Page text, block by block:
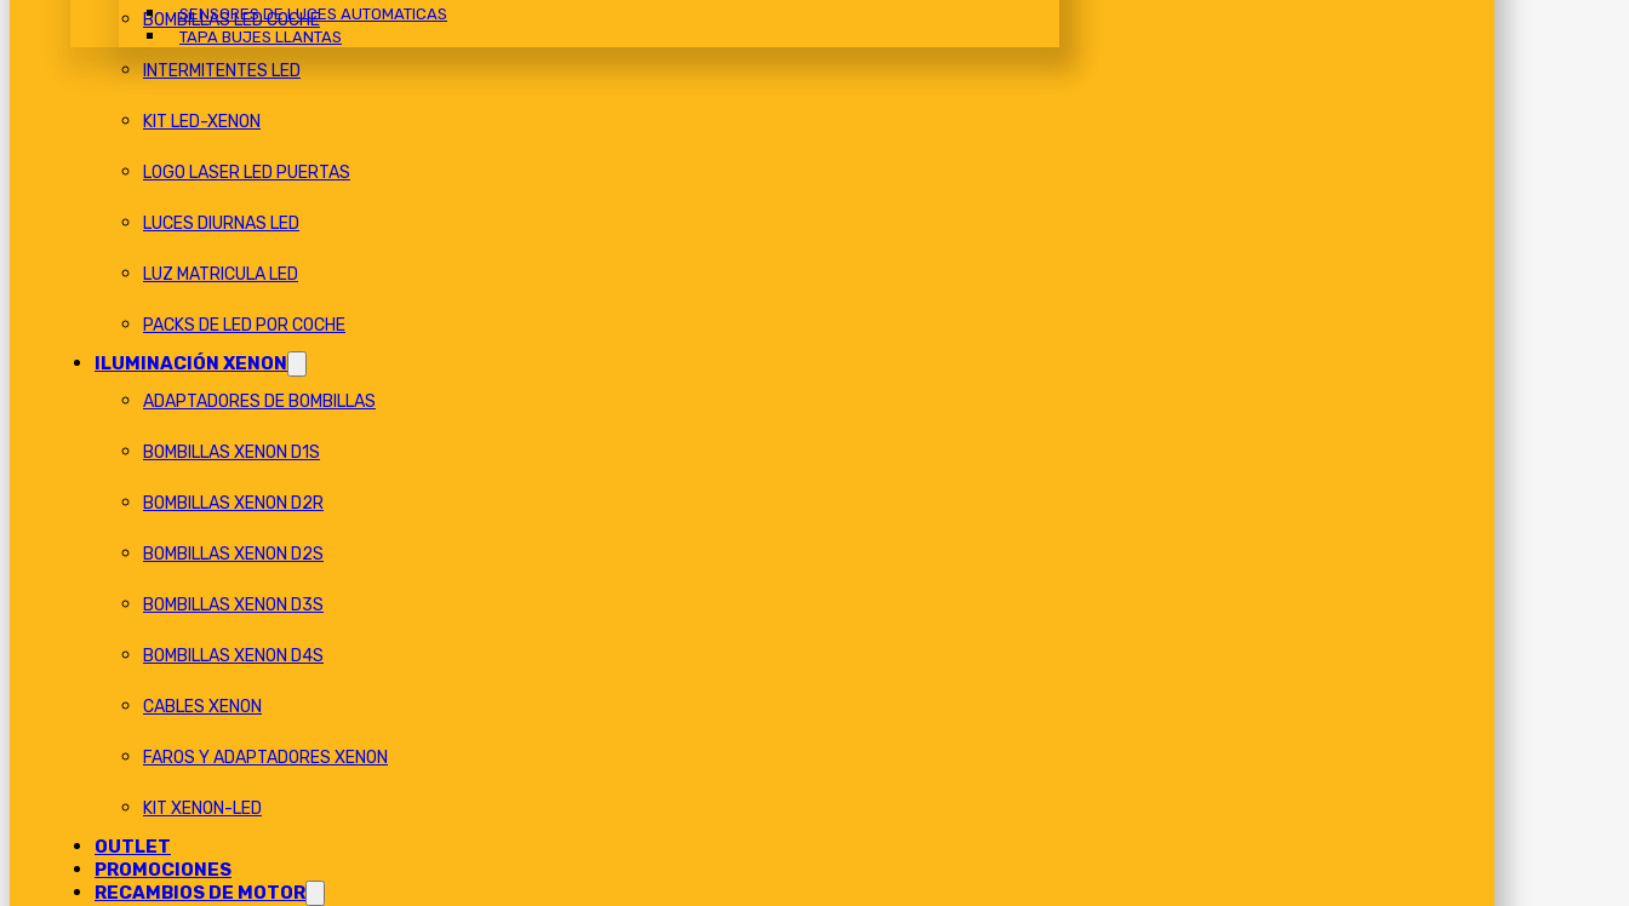
SENSORES DE LUCES AUTOMATICAS
TAPA BUJES LLANTAS
BOMBILLAS LED COCHE
INTERMITENTES LED
KIT LED-XENON
LOGO LASER LED PUERTAS
LUCES DIURNAS LED
LUZ MATRICULA LED
PACKS DE LED POR COCHE
ILUMINACIÓN XENON
ADAPTADORES DE BOMBILLAS
BOMBILLAS XENON D1S
BOMBILLAS XENON D2R
BOMBILLAS XENON D2S
BOMBILLAS XENON D3S
BOMBILLAS XENON D4S
CABLES XENON
FAROS Y ADAPTADORES XENON
KIT XENON-LED
OUTLET
PROMOCIONES
RECAMBIOS DE MOTOR